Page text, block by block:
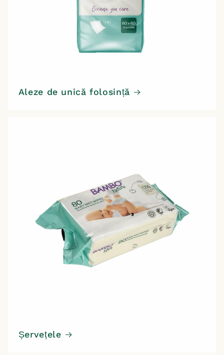
Aleze de unică folosință
Șervețele